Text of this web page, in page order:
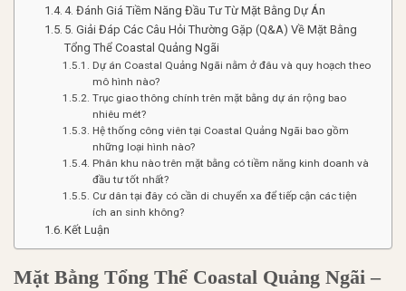
4. Đánh Giá Tiềm Năng Đầu Tư Từ Mặt Bằng Dự Án
5. Giải Đáp Các Câu Hỏi Thường Gặp (Q&A) Về Mặt Bằng
Tổng Thể Coastal Quảng Ngãi
Dự án Coastal Quảng Ngãi nằm ở đâu và quy hoạch theo
mô hình nào?
Trục giao thông chính trên mặt bằng dự án rộng bao
nhiêu mét?
Hệ thống công viên tại Coastal Quảng Ngãi bao gồm
những loại hình nào?
Phân khu nào trên mặt bằng có tiềm năng kinh doanh và
đầu tư tốt nhất?
Cư dân tại đây có cần di chuyển xa để tiếp cận các tiện
ích an sinh không?
Kết Luận
Mặt Bằng Tổng Thể Coastal Quảng Ngãi –